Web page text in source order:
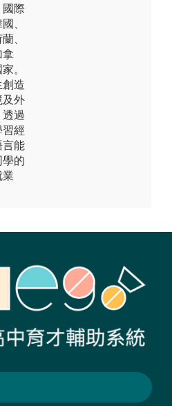
國際
、
、
拿
。
創造
及外
過
習經
言能
學的
業